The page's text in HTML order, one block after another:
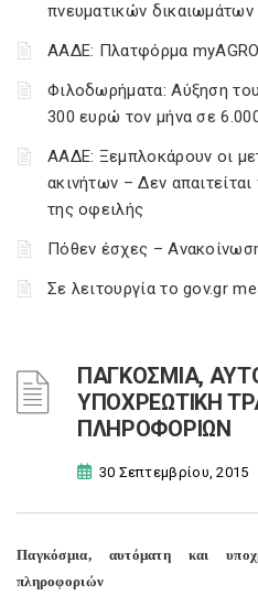
πνευματικών δικαιωμάτων
ΑΑΔΕ: Πλατφόρμα myAGRO
Φιλοδωρήματα: Αύξηση
300 ευρώ τον μήνα σε
ΑΑΔΕ: Ξεμπλοκάρουν οι
ακινήτων – Δεν
της οφειλής
Πόθεν έσχες –
Σε λειτουργία το gov.gr
ΠΑΓΚΟΣΜΙΑ,
ΥΠΟΧΡΕΩΤΙΚΗ
ΠΛΗΡΟΦΟΡΙΩΝ
30 Σεπτεμβρίου, 2015
Παγκόσμια, αυτόματη και
πληροφοριών